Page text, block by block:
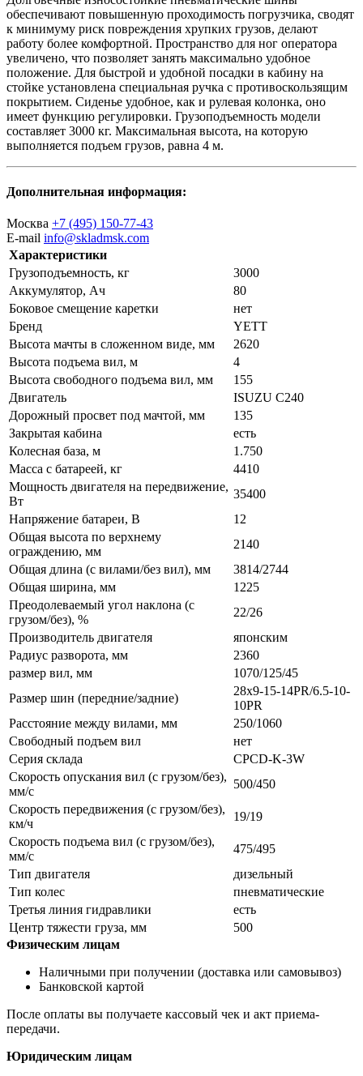
обеспечивают повышенную проходимость погрузчика, сводят
к минимуму риск повреждения хрупких грузов, делают
работу более комфортной. Пространство для ног оператора
увеличено, что позволяет занять максимально удобное
положение. Для быстрой и удобной посадки в кабину на
стойке установлена специальная ручка с противоскользящим
покрытием. Сиденье удобное, как и рулевая колонка, оно
имеет функцию регулировки. Грузоподъемность модели
составляет 3000 кг. Максимальная высота, на которую
выполняется подъем грузов, равна 4 м.
Дополнительная информация:
Москва +7 (495) 150-77-43
E-mail info@skladmsk.com
Характеристики
Грузоподъемность, кг
3000
Аккумулятор, Ач
80
Боковое смещение каретки
нет
Бренд
YETT
Высота мачты в сложенном виде, мм
2620
Высота подъема вил, м
4
Высота свободного подъема вил, мм
155
Двигатель
ISUZU C240
Дорожный просвет под мачтой, мм
135
Закрытая кабина
есть
Колесная база, м
1.750
Масса с батареей, кг
4410
Мощность двигателя на передвижение,
Вт
35400
Напряжение батареи, B
12
Общая высота по верхнему
ограждению, мм
2140
Общая длина (с вилами/без вил), мм
3814/2744
Общая ширина, мм
1225
Преодолеваемый угол наклона (с
грузом/без), %
22/26
Производитель двигателя
японским
Радиус разворота, мм
2360
размер вил, мм
1070/125/45
Размер шин (передние/задние)
28x9-15-14PR/6.5-10-
10PR
Расстояние между вилами, мм
250/1060
Свободный подъем вил
нет
Серия склада
CPCD-K-3W
Скорость опускания вил (с грузом/без),
мм/с
500/450
Скорость передвижения (с грузом/без),
км/ч
19/19
Скорость подъема вил (с грузом/без),
мм/с
475/495
Тип двигателя
дизельный
Тип колес
пневматические
Третья линия гидравлики
есть
Центр тяжести груза, мм
500
Физическим лицам
Наличными при получении (доставка или самовывоз)
Банковской картой
После оплаты вы получаете кассовый чек и акт приема-
передачи.
Юридическим лицам